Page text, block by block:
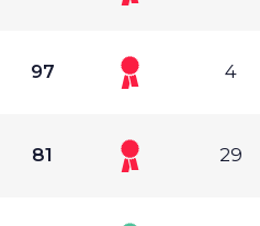
97 4
81 29